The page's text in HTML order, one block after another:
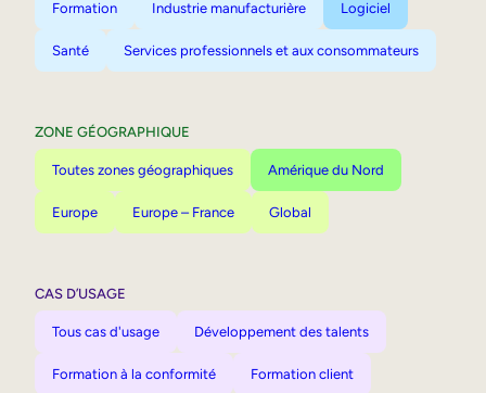
Formation Industrie manufacturière Logiciel
Santé Services professionnels et aux consommateurs
ZONE GÉOGRAPHIQUE
Toutes zones géographiques Amérique du Nord
Europe Europe – France Global
CAS D’USAGE
Tous cas d'usage Développement des talents
Formation à la conformité Formation client